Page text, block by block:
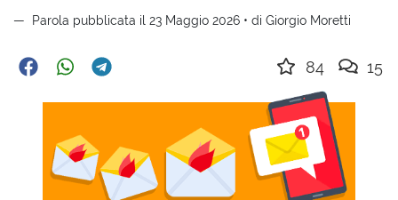
Parola pubblicata il 23 Maggio 2026 • di Giorgio Moretti
84 15